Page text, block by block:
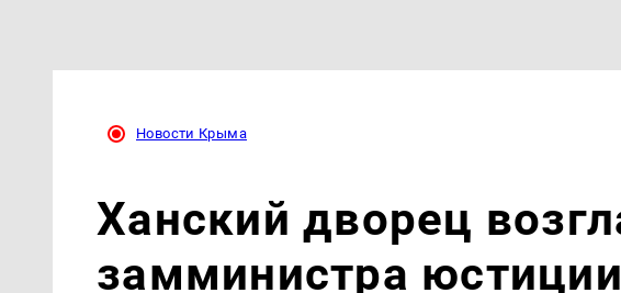
Новости Крыма
Ханский дворец
замминистра